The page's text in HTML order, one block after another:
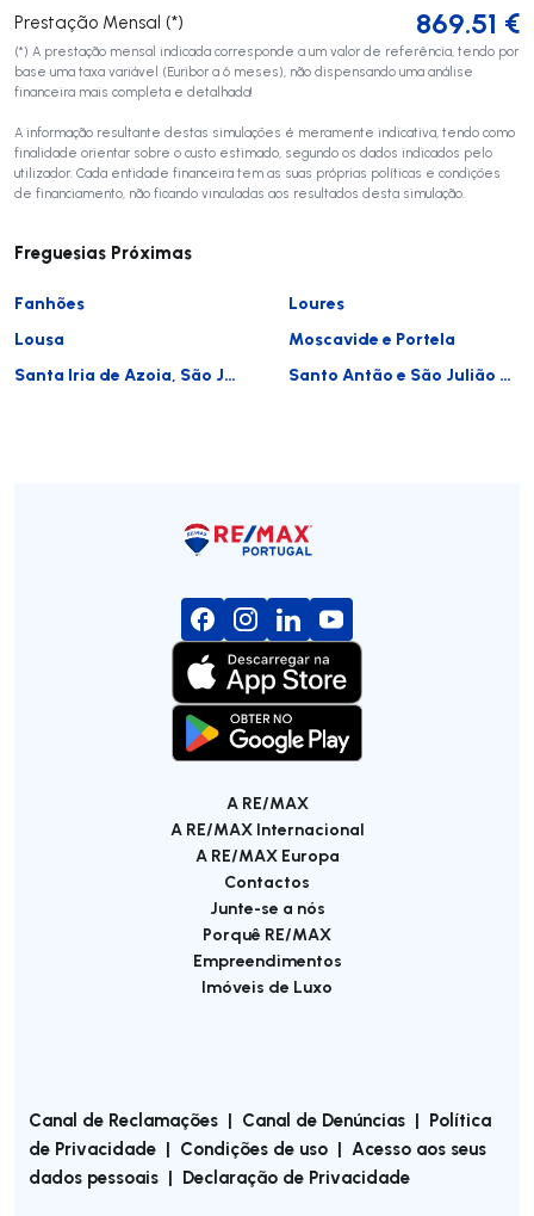
Prestação Mensal (*)
869.51 €
(*) A prestação mensal indicada corresponde a um valor de referência, tendo por
base uma taxa variável (Euribor a 6 meses), não dispensando uma análise
financeira mais completa e detalhada!
A informação resultante destas simulações é meramente indicativa, tendo como
finalidade orientar sobre o custo estimado, segundo os dados indicados pelo
utilizador. Cada entidade financeira tem as suas próprias políticas e condições
de financiamento, não ficando vinculadas aos resultados desta simulação.
Freguesias Próximas
Fanhões
Loures
Lousa
Moscavide e Portela
Santa Iria de Azoia, São João da Talha e Bobadela
Santo Antão e São Julião do Tojal
A RE/MAX
A RE/MAX Internacional
A RE/MAX Europa
Contactos
Junte-se a nós
Porquê RE/MAX
Empreendimentos
Imóveis de Luxo
Canal de Reclamações | Canal de Denúncias | Política
de Privacidade | Condições de uso | Acesso aos seus
dados pessoais | Declaração de Privacidade